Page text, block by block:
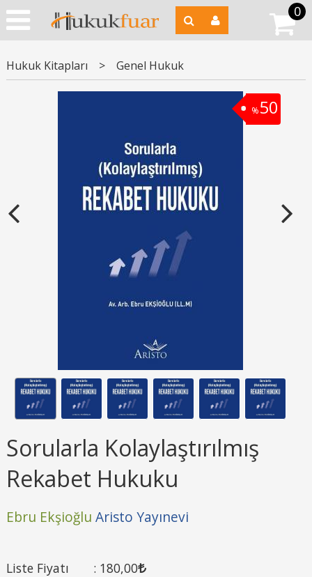
0
Hukuk Kitapları > Genel Hukuk
%50
Sorularla Kolaylaştırılmış
Rekabet Hukuku
Ebru Ekşioğlu Aristo Yayınevi
Liste Fiyatı : 180,00